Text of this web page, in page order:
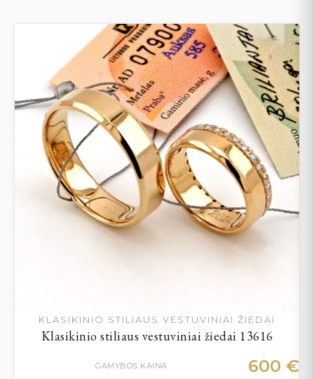
KLASIKINIO STILIAUS VESTUVINIAI ŽIEDAI
Klasikinio stiliaus vestuviniai žiedai 13616
GAMYBOS KAINA 600 €